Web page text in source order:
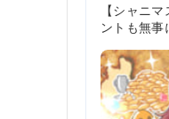
【シャニ
ントも無